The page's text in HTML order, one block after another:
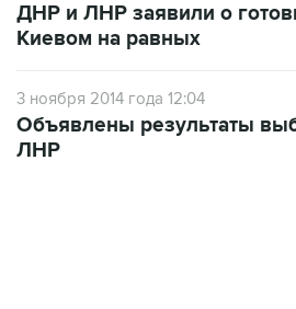
ДНР и ЛНР заявили о
Киевом на равных
3 ноября 2014 года 12:04
Объявлены результаты
ЛНР